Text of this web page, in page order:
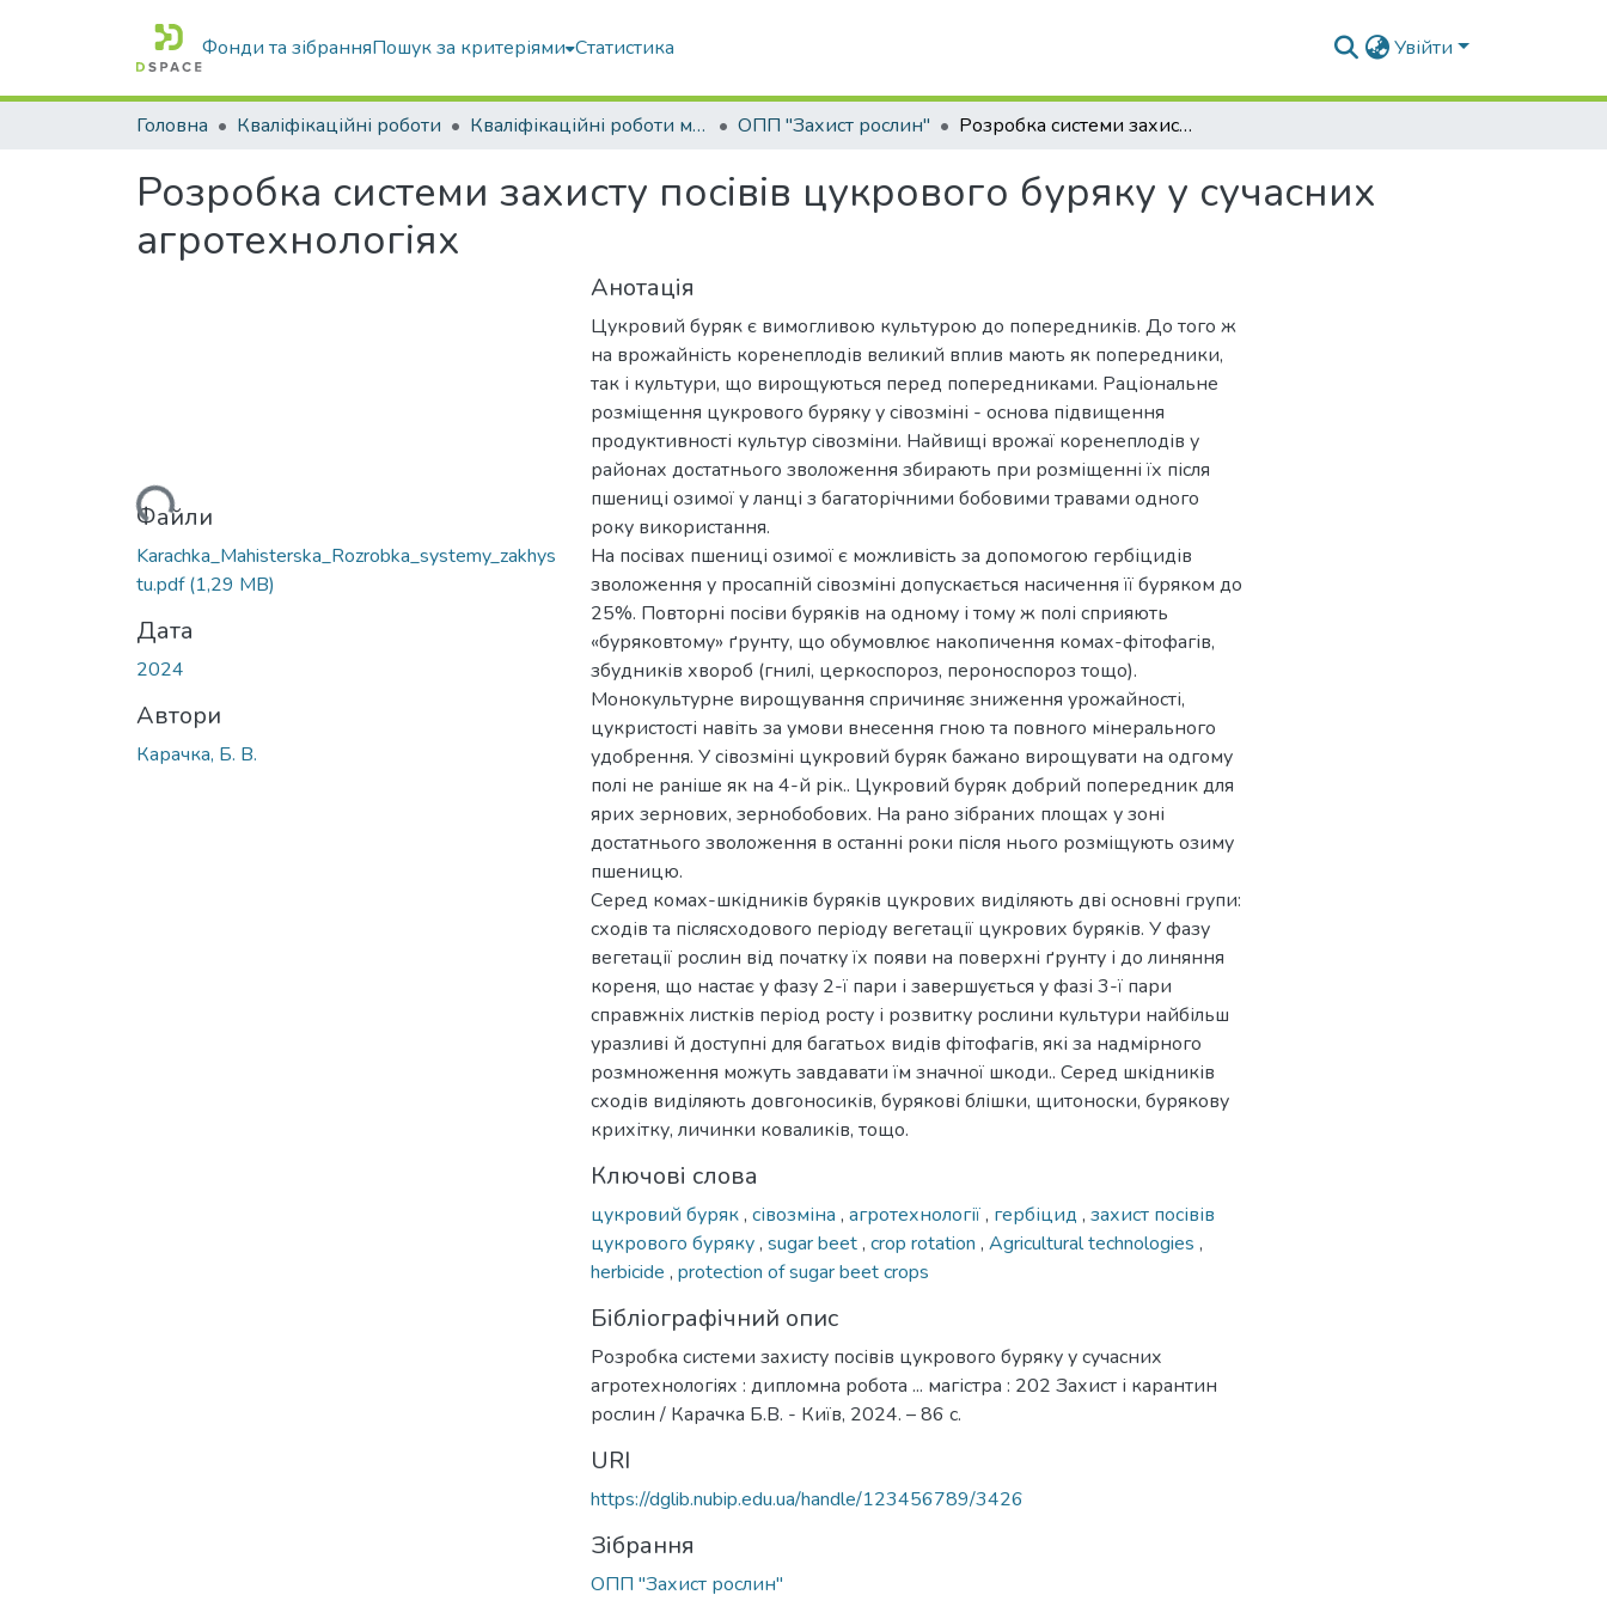
Фонди та зібранняПошук за критеріями Статистика Увійти
Головна Кваліфікаційні роботи Кваліфікаційні роботи магістрів ОПП "Захист рослин" Розробка системи захисту посівів цукрового буряку у сучасних агротехнологіях
Розробка системи захисту посівів цукрового буряку у сучасних
агротехнологіях
Вантажиться...Файли
Karachka_Mahisterska_Rozrobka_systemy_zakhys
tu.pdf(1,29 MB)
Дата
2024
Автори
Карачка, Б. В.
Анотація
Цукровий буряк є вимогливою культурою до попередників. До того ж
на врожайність коренеплодів великий вплив мають як попередники,
так і культури, що вирощуються перед попередниками. Раціональне
розміщення цукрового буряку у сівозміні - основа підвищення
продуктивності культур сівозміни. Найвищі врожаї коренеплодів у
районах достатнього зволоження збирають при розміщенні їх після
пшениці озимої у ланці з багаторічними бобовими травами одного
року використання.
На посівах пшениці озимої є можливість за допомогою гербіцидів
зволоження у просапній сівозміні допускається насичення її буряком до
25%. Повторні посіви буряків на одному і тому ж полі сприяють
«буряковтому» ґрунту, що обумовлює накопичення комах-фітофагів,
збудників хвороб (гнилі, церкоспороз, пероноспороз тощо).
Монокультурне вирощування спричиняє зниження урожайності,
цукристості навіть за умови внесення гною та повного мінерального
удобрення. У сівозміні цукровий буряк бажано вирощувати на одгому
полі не раніше як на 4-й рік.. Цукровий буряк добрий попередник для
ярих зернових, зернобобових. На рано зібраних площах у зоні
достатнього зволоження в останні роки після нього розміщують озиму
пшеницю.
Серед комах-шкідників буряків цукрових виділяють дві основні групи:
сходів та післясходового періоду вегетації цукрових буряків. У фазу
вегетації рослин від початку їх появи на поверхні ґрунту і до линяння
кореня, що настає у фазу 2-ї пари і завершується у фазі 3-ї пари
справжніх листків період росту і розвитку рослини культури найбільш
уразливі й доступні для багатьох видів фітофагів, які за надмірного
розмноження можуть завдавати їм значної шкоди.. Серед шкідників
сходів виділяють довгоносиків, бурякові блішки, щитоноски, бурякову
крихітку, личинки коваликів, тощо.
Ключові слова
цукровий буряк, сівозміна , агротехнології, гербіцид , захист посівів
цукрового буряку, sugar beet, crop rotation , Agricultural technologies ,
herbicide , protection of sugar beet crops
Бібліографічний опис
Розробка системи захисту посівів цукрового буряку у сучасних
агротехнологіях : дипломна робота ... магістра : 202 Захист і карантин
рослин / Карачка Б.В. - Київ, 2024. – 86 с.
URI
https://dglib.nubip.edu.ua/handle/123456789/3426
Зібрання
ОПП "Захист рослин"